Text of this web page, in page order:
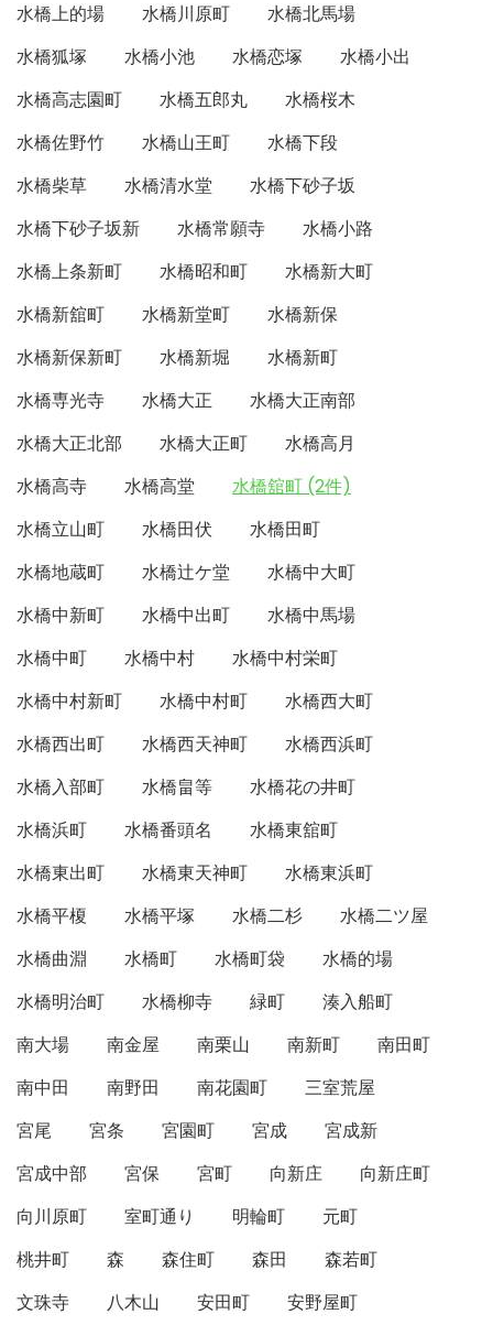
水橋上的場
水橋川原町
水橋北馬場
水橋狐塚
水橋小池 水橋恋塚
水橋小出
水橋高志園町
水橋五郎丸
水橋桜木
水橋佐野竹
水橋山王町
水橋下段
水橋柴草
水橋清水堂
水橋下砂子坂
水橋下砂子坂新
水橋常願寺
水橋小路
水橋上条新町
水橋昭和町
水橋新大町
水橋新舘町
水橋新堂町
水橋新保
水橋新保新町
水橋新堀
水橋新町
水橋専光寺
水橋大正
水橋大正南部
水橋大正北部
水橋大正町
水橋高月
水橋高寺
水橋高堂
水橋舘町 (2件)
水橋立山町
水橋田伏
水橋田町
水橋地蔵町
水橋辻ケ堂
水橋中大町
水橋中新町
水橋中出町
水橋中馬場
水橋中町
水橋中村
水橋中村栄町
水橋中村新町
水橋中村町
水橋西大町
水橋西出町
水橋西天神町
水橋西浜町
水橋入部町
水橋畠等
水橋花の井町
水橋浜町
水橋番頭名
水橋東舘町
水橋東出町
水橋東天神町
水橋東浜町
水橋平榎
水橋平塚 水橋二杉
水橋二ツ屋
水橋曲淵
水橋町 水橋町袋
水橋的場
水橋明治町
水橋柳寺 緑町
湊入船町
南大場
南金屋 南栗山 南新町
南田町
南中田
南野田 南花園町
三室荒屋
宮尾
宮条 宮園町 宮成
宮成新
宮成中部
宮保 宮町 向新庄
向新庄町
向川原町
室町通り 明輪町
元町
桃井町
森 森住町 森田
森若町
文珠寺
八木山 安田町 安野屋町